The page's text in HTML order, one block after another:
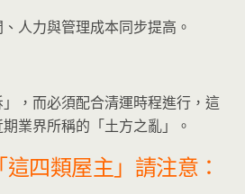
人力與管理成本同步提高。
，而必須配合清運時程進行，這
業界所稱的「土方之亂」。
四類屋主」請注意：